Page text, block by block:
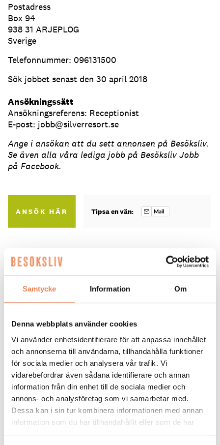
Samtycke Information Om
Denna webbplats använder cookies
Vi använder enhetsidentifierare för att anpassa innehållet
och annonserna till användarna, tillhandahålla funktioner
för sociala medier och analysera vår trafik. Vi
vidarebefordrar även sådana identifierare och annan
information från din enhet till de sociala medier och
annons- och analysföretag som vi samarbetar med.
Dessa kan i sin tur kombinera informationen med annan
information som du har tillhandahållit eller som de har
Postadress
Box 94
938 31 ARJEPLOG
Sverige
Telefonnummer: 096131500
Sök jobbet senast den 30 april 2018
Ansökningssätt
Ansökningsreferens: Receptionist
E-post: jobb@silverresort.se
Ange i ansökan att du sett annonsen på Besöksliv.
Se även alla våra lediga jobb på Besöksliv Jobb
på Facebook.
ANSÖK HÄR Tipsa en vän:
General
Manager/Hotelldirektör
Arbetsgivare: Quality Hotel Grand
Placeringsort: Falun
Sista ansökningsdag: 2026-09-04
LÄS MER